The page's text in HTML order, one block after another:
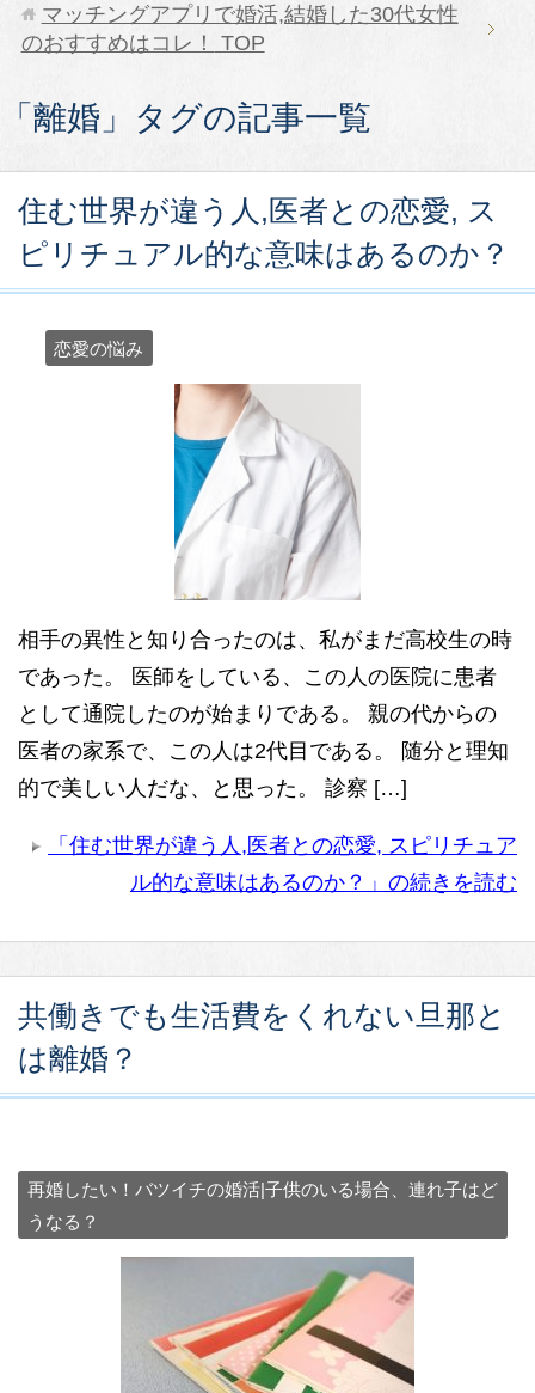
マッチングアプリで婚活,結婚した30代女性
のおすすめはコレ！
TOP
「離婚」タグの記事一覧
住む世界が違う人,医者との恋愛, ス
ピリチュアル的な意味はあるのか？
恋愛の悩み
相手の異性と知り合ったのは、私がまだ高校生の時
であった。 医師をしている、この人の医院に患者
として通院したのが始まりである。 親の代からの
医者の家系で、この人は2代目である。 随分と理知
的で美しい人だな、と思った。 診察 […]
「住む世界が違う人,医者との恋愛, スピリチュア
ル的な意味はあるのか？」の続きを読む
共働きでも生活費をくれない旦那と
は離婚？
再婚したい！バツイチの婚活|子供のいる場合、連れ子はど
うなる？